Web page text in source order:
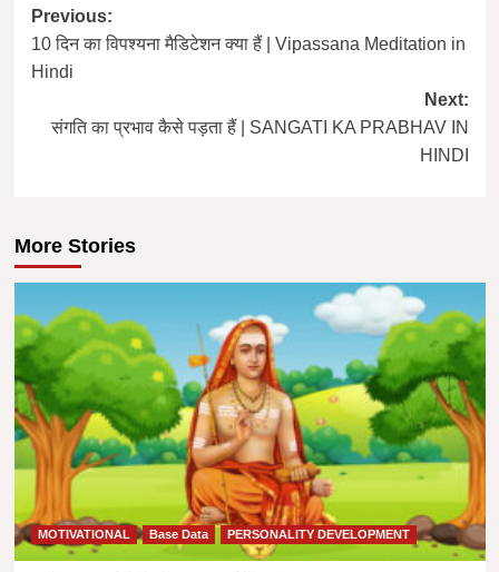
Post
navigation
Previous:
10 दिन का विपश्यना मैडिटेशन क्या हैं | Vipassana Meditation in
Hindi
Next:
संगति का प्रभाव कैसे पड़ता हैं | SANGATI KA PRABHAV IN
HINDI
More Stories
MOTIVATIONAL Base Data PERSONALITY DEVELOPMENT